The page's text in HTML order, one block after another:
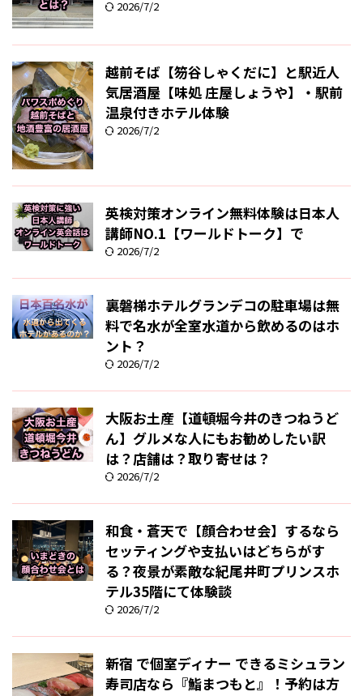
2026/7/2
越前そば【笏谷しゃくだに】と駅近人
気居酒屋【味処 庄屋しょうや】・駅前
温泉付きホテル体験
2026/7/2
英検対策オンライン無料体験は日本人
講師NO.1【ワールドトーク】で
2026/7/2
裏磐梯ホテルグランデコの駐車場は無
料で名水が全室水道から飲めるのはホ
ント？
2026/7/2
大阪お土産【道頓堀今井のきつねうど
ん】グルメな人にもお勧めしたい訳
は？店舗は？取り寄せは？
2026/7/2
和食・蒼天で【顔合わせ会】するなら
セッティングや支払いはどちらがす
る？夜景が素敵な紀尾井町プリンスホ
テル35階にて体験談
2026/7/2
新宿 で個室ディナー できるミシュラン
寿司店なら『鮨まつもと』！予約は方